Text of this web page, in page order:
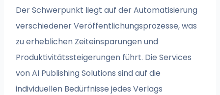
Der Schwerpunkt liegt auf der Automatisierung
verschiedener Veröffentlichungsprozesse, was
zu erheblichen Zeiteinsparungen und
Produktivitätssteigerungen führt. Die Services
von AI Publishing Solutions sind auf die
individuellen Bedürfnisse jedes Verlags